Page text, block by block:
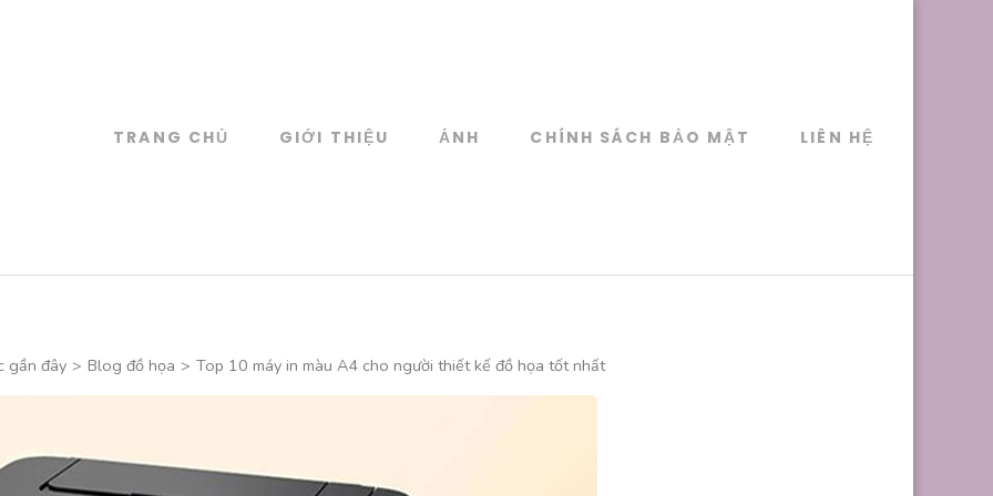
TRANG CHỦ GIỚI THIỆU ẢNH CHÍNH SÁCH BẢO MẬT LIÊN HỆ
gần đây > Blog đồ họa > Top 10 máy in màu A4 cho người thiết kế đồ họa tốt nhất